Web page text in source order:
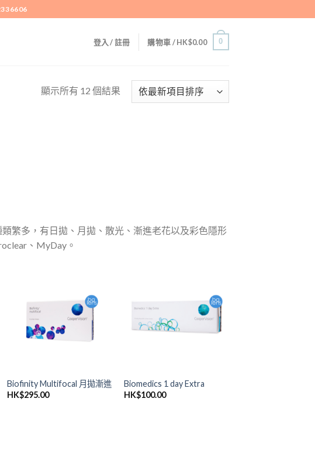
登入 / 註冊 購物車 /HK$0.00 0
顯示所有 12 個結果
繁多，有日拋、月拋、散光、漸進老花以及彩色隱形
、MyDay。
添加
到喜
愛清
單
Biofinity Multifocal 月拋漸進
HK$295.00
添加
到喜
愛清
單
Biomedics 1 day Extra
HK$100.00